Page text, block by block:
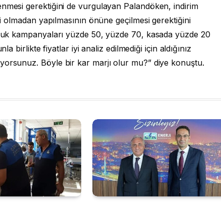
gerektiğini de vurgulayan Palandöken, indirim
yapılmasının önüne geçilmesi gerektiğini
kampanyaları yüzde 50, yüzde 70, kasada yüzde 20
birlikte fiyatlar iyi analiz edilmediği için aldığınız
Böyle bir kar marjı olur mu?” diye konuştu.